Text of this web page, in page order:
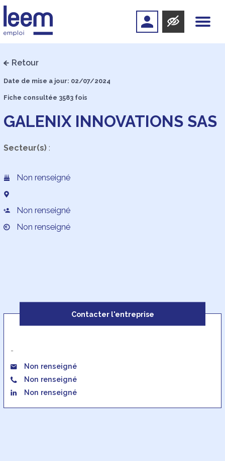
Retour
Date de mise a jour: 02/07/2024
Fiche consultée 3583 fois
GALENIX INNOVATIONS SAS
Secteur(s):
Non renseigné
Non renseigné
Non renseigné
Contacter l'entreprise
-
Non renseigné
Non renseigné
Non renseigné